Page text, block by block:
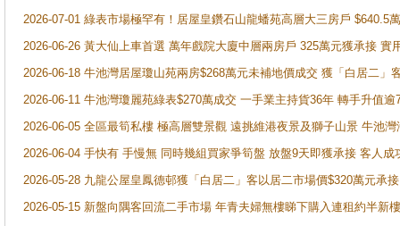
2026-07-01 綠表市場極罕有！居屋皇鑽石山龍蟠苑高層大三房戶
2026-06-26 黃大仙上車首選 萬年戲院大廈中層兩房戶 325萬元獲承接 實
2026-06-18 牛池灣居屋瓊山苑兩房$268萬元未補地價成交 獲「白居二」
2026-06-11 牛池灣瓊麗苑綠表$270萬成交 一手業主持貨36年 轉手升值逾
2026-06-05 全區最筍私樓 極高層雙景觀 遠挑維港夜景及獅子山景 牛池
2026-06-04 手快有 手慢無 同時幾組買家爭筍盤 放盤9天即獲承接 客人
2026-05-28 九龍公屋皇鳳德邨獲「白居二」客以居二市場價$320萬元承接
2026-05-15 新盤向隅客回流二手市場 年青夫婦無樓睇下購入連租約半新